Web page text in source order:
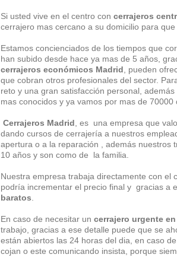
Si usted vive en el centro concerrajeros
cerrajero mas cercano a su domicilio para
Estamos concienciados de los tiempos que
han subido desde hace ya mas de 5 años,
cerrajeros económicos Madrid
, pueden
que cobran otros profesionales del sector.
reto y una gran satisfacción personal,
mas conocidos y ya vamos por mas de
Cerrajeros Madrid
, es una empresa que
dando cursos de cerrajería a nuestros
apertura o a la reparación , además nuestros
10 años y son como de la familia.
Nuestra empresa trabaja directamente con el
podría incrementar el precio final y gracias a
baratos
En caso de necesitar uncerrajero urgente en
trabajo, gracias a ese detalle puede que se
están abiertos las 24 horas del dia, en caso
cojan o este comunicando insista, porque